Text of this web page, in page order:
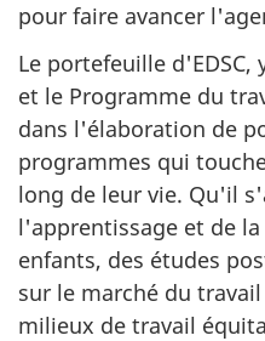
pour faire avancer
Le portefeuille d'EDSC,
et le Programme du
dans l'élaboration de
programmes qui
long de leur vie. Qu'il
l'apprentissage et de
enfants, des études
sur le marché du
milieux de travail